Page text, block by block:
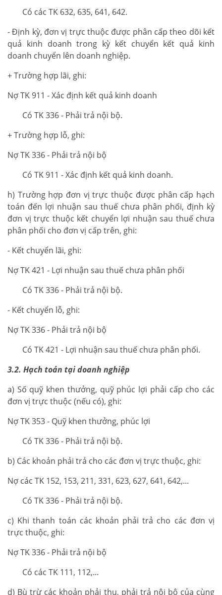
Có các TK 632, 635, 641, 642.
- Định kỳ, đơn vị trực thuộc được phân cấp theo dõi kết
quả kinh doanh trong kỳ kết chuyển kết quả kinh
doanh chuyển lên doanh nghiệp.
+ Trường hợp lãi, ghi:
Nợ TK 911 - Xác định kết quả kinh doanh
Có TK 336 - Phải trả nội bộ.
+ Trường hợp lỗ, ghi:
Nợ TK 336 - Phải trả nội bộ
Có TK 911 - Xác định kết quả kinh doanh.
h) Trường hợp đơn vị trực thuộc được phân cấp hạch
toán đến lợi nhuận sau thuế chưa phân phối, định kỳ
đơn vị trực thuộc kết chuyển lợi nhuận sau thuế chưa
phân phối cho đơn vị cấp trên, ghi:
- Kết chuyển lãi, ghi:
Nợ TK 421 - Lợi nhuận sau thuế chưa phân phối
Có TK 336 - Phải trả nội bộ.
- Kết chuyển lỗ, ghi:
Nợ TK 336 - Phải trả nội bộ
Có TK 421 - Lợi nhuận sau thuế chưa phân phối.
3.2. Hạch toán tại doanh nghiệp
a) Số quỹ khen thưởng, quỹ phúc lợi phải cấp cho các
đơn vị trực thuộc (nếu có), ghi:
Nợ TK 353 - Quỹ khen thưởng, phúc lợi
Có TK 336 - Phải trả nội bộ.
b) Các khoản phải trả cho các đơn vị trực thuộc, ghi:
Nợ các TK 152, 153, 211, 331, 623, 627, 641, 642,...
Có TK 336 - Phải trả nội bộ.
c) Khi thanh toán các khoản phải trả cho các đơn vị
trực thuộc, ghi:
Nợ TK 336 - Phải trả nội bộ
Có các TK 111, 112,...
d) Bù trừ các khoản phải thu, phải trả nội bộ của cùng